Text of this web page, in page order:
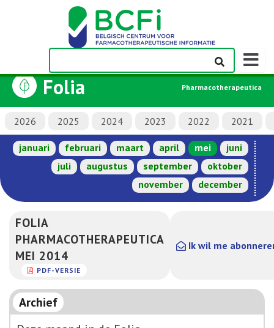
Folia Pharmacotherapeutica
2026 2025 2024 2023 2022 2021
januari februari maart april mei
juni
juli
augustus september
oktober
november
december
FOLIA
PHARMACOTHERAPEUTICA
MEI 2014
PDF-VERSIE
Ik wil me
Archief